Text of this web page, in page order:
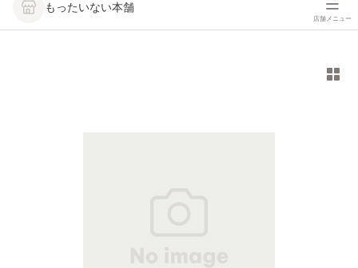
もったいない本舗
店舗メニュー